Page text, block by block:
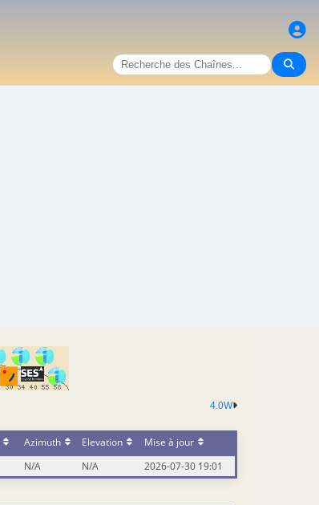
4.0W
Azimuth Elevation
Mise à jour
N/A N/A 2026-07-30 19:01